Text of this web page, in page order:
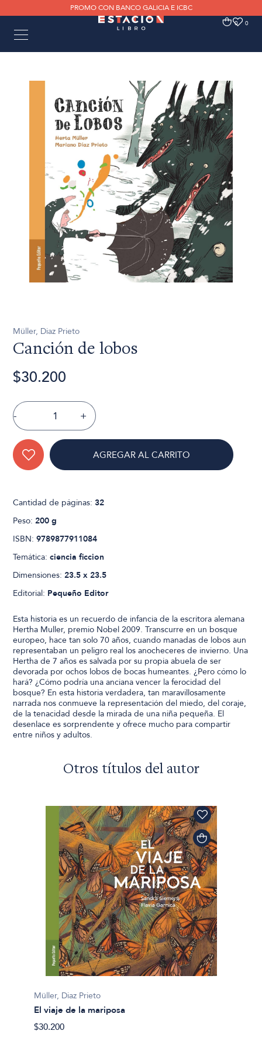
PROMO CON BANCO GALICIA E ICBC
0 0
Müller, Diaz Prieto
Canción de lobos
$30.200
- +
AGREGAR AL CARRITO
Cantidad de páginas:32
Peso:200 g
ISBN:9789877911084
Temática:ciencia ficcion
Dimensiones:23.5 x 23.5
Editorial: Pequeño Editor
Esta historia es un recuerdo de infancia de la escritora alemana
Hertha Muller, premio Nobel 2009. Transcurre en un bosque
europeo, hace tan solo 70 años, cuando manadas de lobos aun
representaban un peligro real los anocheceres de invierno. Una
Hertha de 7 años es salvada por su propia abuela de ser
devorada por ochos lobos de bocas humeantes. ¿Pero cómo lo
hará? ¿Cómo podría una anciana vencer la ferocidad del
bosque? En esta historia verdadera, tan maravillosamente
narrada nos conmueve la representación del miedo, del coraje,
de la tenacidad desde la mirada de una niña pequeña. El
desenlace es sorprendente y ofrece mucho para compartir
entre niños y adultos.
Otros títulos del autor
Müller, Diaz Prieto
El viaje de la mariposa
$30.200